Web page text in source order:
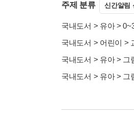
주제 분류 신간알림
국내도서 > 유아>
국내도서 > 어린이 >
국내도서 > 유아> 그
국내도서 > 유아> 그